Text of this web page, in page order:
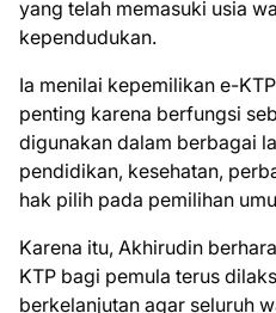
yang telah memasuki usia
kependudukan.
Ia menilai kepemilikan e-
penting karena berfungsi
digunakan dalam berbagai
pendidikan, kesehatan,
hak pilih pada pemilihan
Karena itu, Akhirudin
KTP bagi pemula terus
berkelanjutan agar seluruh